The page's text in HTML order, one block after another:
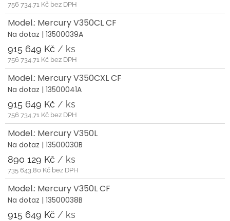
756 734,71 Kč bez DPH
Model.: Mercury V350CL CF
Na dotaz | 13500039A
915 649 Kč / ks
756 734,71 Kč bez DPH
Model.: Mercury V350CXL CF
Na dotaz | 13500041A
915 649 Kč / ks
756 734,71 Kč bez DPH
Model.: Mercury V350L
Na dotaz | 13500030B
890 129 Kč / ks
735 643,80 Kč bez DPH
Model.: Mercury V350L CF
Na dotaz | 13500038B
915 649 Kč / ks